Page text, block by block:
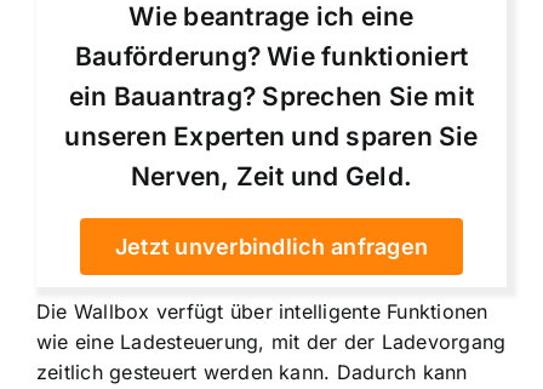
Wie beantrage ich eine
Bauförderung? Wie funktioniert
ein Bauantrag? Sprechen Sie mit
unseren Experten und sparen Sie
Nerven, Zeit und Geld.
Jetzt unverbindlich anfragen
Die Wallbox verfügt über intelligente Funktionen
wie eine Ladesteuerung, mit der der Ladevorgang
zeitlich gesteuert werden kann. Dadurch kann